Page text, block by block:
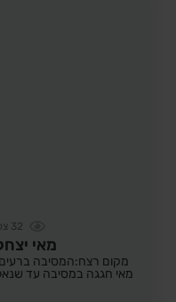
32
מאי
מקום רצח:המסיבה
מאי חגגה במסיבה עד